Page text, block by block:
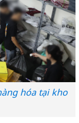
hóa tại kho